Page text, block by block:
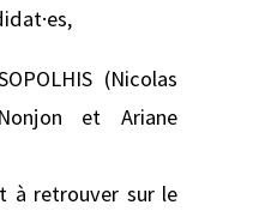
(Nicolas
et Ariane
à retrouver sur le